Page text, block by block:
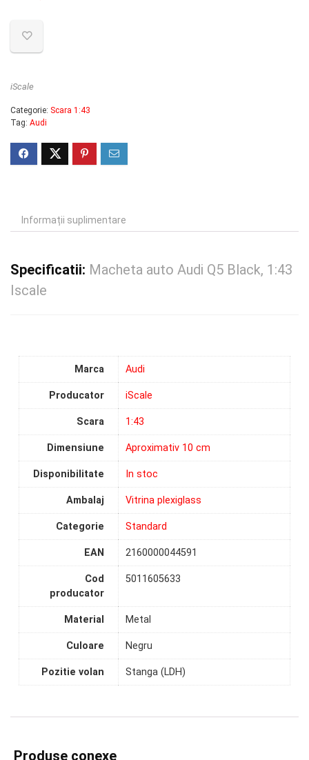
iScale
Categorie: Scara 1:43
Tag: Audi
Informații suplimentare
Specificatii: Macheta auto Audi Q5 Black, 1:43
Iscale
Marca Audi
Producator iScale
Scara 1:43
Dimensiune Aproximativ 10 cm
Disponibilitate In stoc
Ambalaj Vitrina plexiglass
Categorie Standard
EAN 2160000044591
Cod
producator
5011605633
Material Metal
Culoare Negru
Pozitie volan Stanga (LDH)
Produse conexe